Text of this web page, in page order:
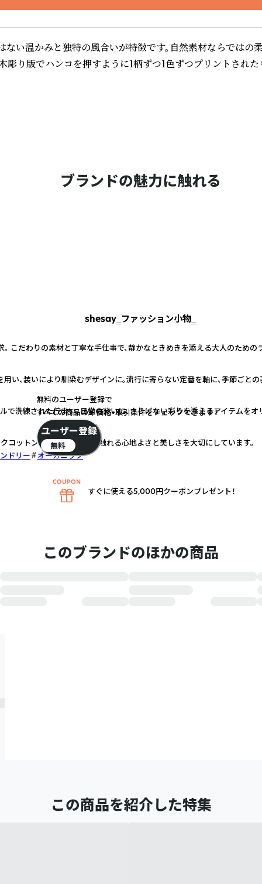
温かみと独特の風合いが特徴です。自然素材ならで
版でハンコを押すように1柄ずつ1色ずつプリント
ブランドの魅力に触れる
shesay‗ファッション小物‗
こだわりの素材と丁寧な手仕事で、静かなときめきを添える大人のための
い、装いにより馴染むデザインに。流行に寄らない定番を軸に、季節ごとの
で洗練された佇まい。日常の装いに、さりげない彩りを添えるアイテムをオ
コットン、リネンなど、肌に触れる心地よさと美しさを大切にしています。
ドリー
オーガニック
このブランドのほかの商品
この商品を紹介した特集
無料のユーザー登録で
すべての商品の卸価格・取引条件をチェックできます！
ユーザー登録
無料
すぐに使える5,000円クーポンプレゼント！